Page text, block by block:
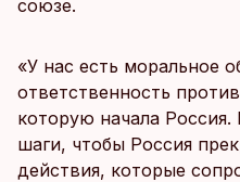
союзе.
«У нас есть моральное
ответственность
которую начала
шаги, чтобы Россия
действия, которые